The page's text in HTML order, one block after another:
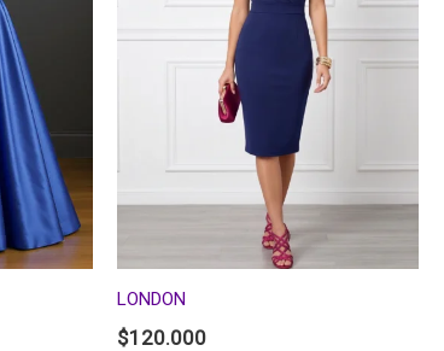
LONDON
$120.000